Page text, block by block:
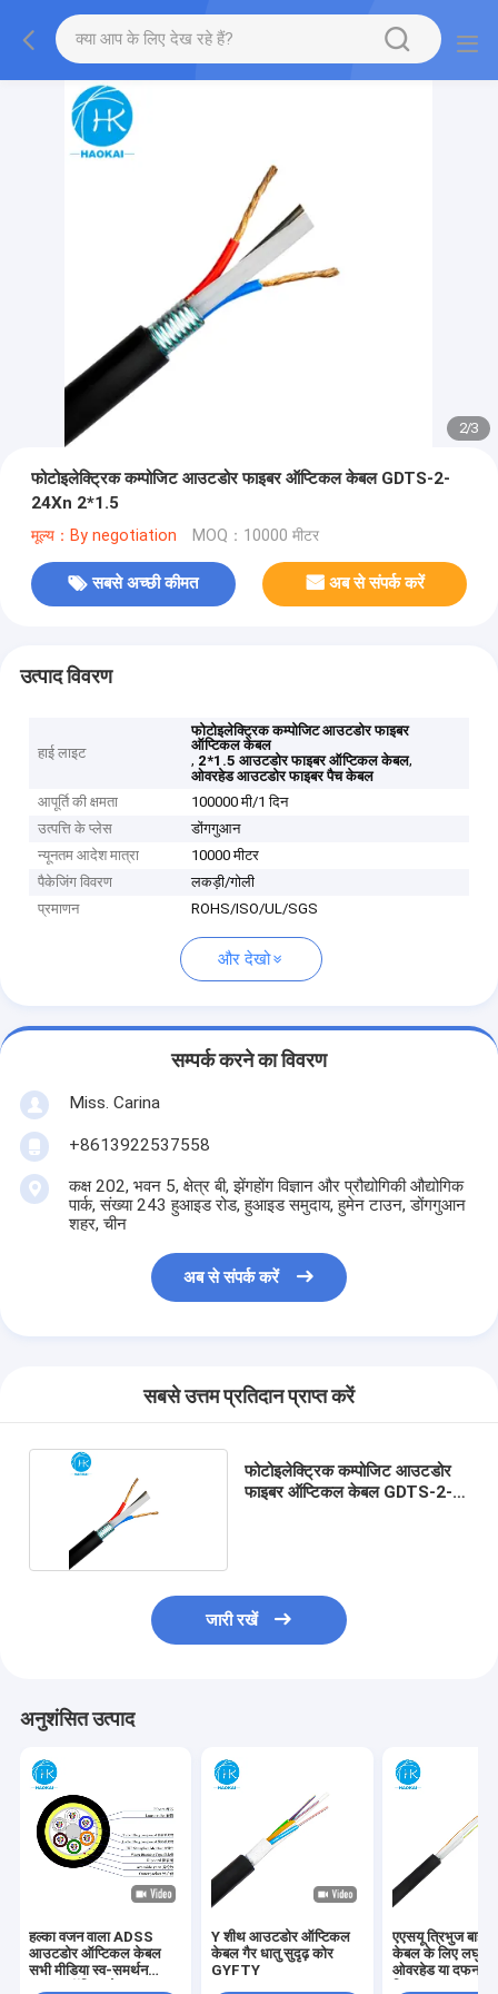
2/3
फोटोइलेक्ट्रिक कम्पोजिट आउटडोर फाइबर ऑप्टिकल केबल GDTS-2-
24Xn 2*1.5
मूल्य：By negotiation MOQ：10000 मीटर
सबसे अच्छी कीमत अब से संपर्क करें
उत्पाद विवरण
हाई लाइट
फोटोइलेक्ट्रिक कम्पोजिट आउटडोर फाइबर
ऑप्टिकल केबल
, 2*1.5 आउटडोर फाइबर ऑप्टिकल केबल,
ओवरहेड आउटडोर फाइबर पैच केबल
आपूर्ति की क्षमता
100000 मी/1 दिन
उत्पत्ति के प्लेस
डोंगगुआन
न्यूनतम आदेश मात्रा
10000 मीटर
पैकेजिंग विवरण
लकड़ी/गोली
प्रमाणन
ROHS/ISO/UL/SGS
और देखो
सम्पर्क करने का विवरण
Miss. Carina
+8613922537558
कक्ष 202, भवन 5, क्षेत्र बी, झेंगहोंग विज्ञान और प्रौद्योगिकी औद्योगिक
पार्क, संख्या 243 हुआइड रोड, हुआइड समुदाय, हुमेन टाउन, डोंगगुआन
शहर, चीन
अब से संपर्क करें
सबसे उत्तम प्रतिदान प्राप्त करें
फोटोइलेक्ट्रिक कम्पोजिट आउटडोर
फाइबर ऑप्टिकल केबल GDTS-2-
जारी रखें
अनुशंसित उत्पाद
हल्का वजन वाला ADSS
आउटडोर ऑप्टिकल केबल
सभी मीडिया स्व-समर्थन
Y शीथ आउटडोर ऑप्टिकल
केबल गैर धातु सुदृढ़ कोर
GYFTY
एएसयू त्रिभुज बाहरी
केबल के लिए लघु
ओवरहेड या दफन